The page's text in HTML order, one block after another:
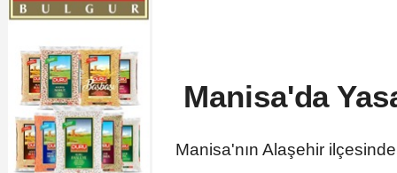
Manisa'da
Manisa'nın Alaşehir